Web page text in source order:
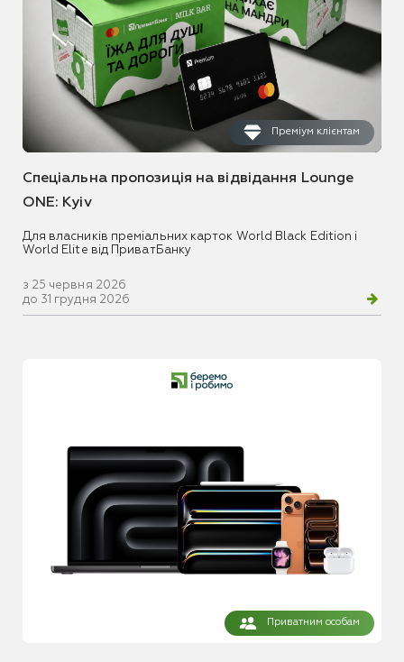
Преміум клієнтам
Спеціальна пропозиція на відвідання Lounge
ONE: Kyiv
Для власників преміальних карток World Black Edition і
World Elite від ПриватБанку
з 25 червня 2026
до 31 грудня 2026
Приватним особам